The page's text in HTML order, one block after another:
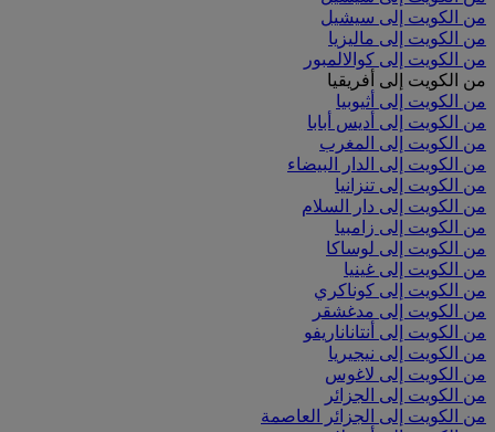
من الكويت إلى سيشيل
من الكويت إلى ماليزيا
من الكويت إلى كوالالمبور
من الكويت إلى أفريقيا
من الكويت إلى أثيوبيا
من الكويت إلى أديس أبابا
من الكويت إلى المغرب
من الكويت إلى الدار البيضاء
من الكويت إلى تنزانيا
من الكويت إلى دار السلام
من الكويت إلى زامبيا
من الكويت إلى لوساكا
من الكويت إلى غينيا
من الكويت إلى كوناكري
من الكويت إلى مدغشقر
من الكويت إلى أنتاناناريفو
من الكويت إلى نيجيريا
من الكويت إلى لاغوس
من الكويت إلى الجزائر
من الكويت إلى الجزائر العاصمة